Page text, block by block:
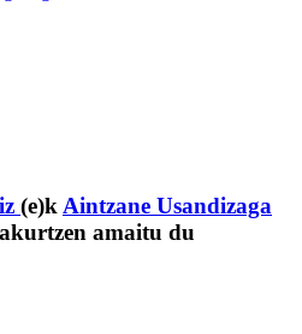
(e)kAintzane Usandizaga
amaitu du